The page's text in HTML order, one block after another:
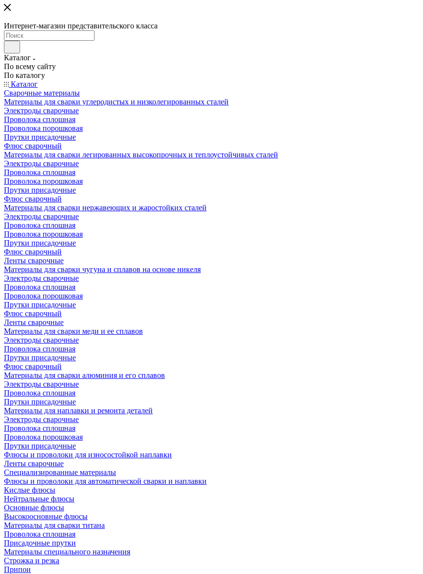
Интернет-магазин представительского класса
Каталог
По всему сайту
По каталогу
Каталог
Сварочные материалы
Материалы для сварки углеродистых и низколегированных сталей
Электроды сварочные
Проволока сплошная
Проволока порошковая
Прутки присадочные
Флюс сварочный
Материалы для сварки легированных высокопрочных и теплоустойчивых сталей
Электроды сварочные
Проволока сплошная
Проволока порошковая
Прутки присадочные
Флюс сварочный
Материалы для сварки нержавеющих и жаростойких сталей
Электроды сварочные
Проволока сплошная
Проволока порошковая
Прутки присадочные
Флюс сварочный
Ленты сварочные
Материалы для сварки чугуна и сплавов на основе никеля
Электроды сварочные
Проволока сплошная
Проволока порошковая
Прутки присадочные
Флюс сварочный
Ленты сварочные
Материалы для сварки меди и ее сплавов
Электроды сварочные
Проволока сплошная
Прутки присадочные
Флюс сварочный
Материалы для сварки алюминия и его сплавов
Электроды сварочные
Проволока сплошная
Прутки присадочные
Материалы для наплавки и ремонта деталей
Электроды сварочные
Проволока сплошная
Проволока порошковая
Прутки присадочные
Флюсы и проволоки для износостойкой наплавки
Ленты сварочные
Специализированные материалы
Флюсы и проволоки для автоматической сварки и наплавки
Кислые флюсы
Нейтральные флюсы
Основные флюсы
Высокоосновные флюсы
Материалы для сварки титана
Проволока сплошная
Присадочные прутки
Материалы специального назначения
Строжка и резка
Припои